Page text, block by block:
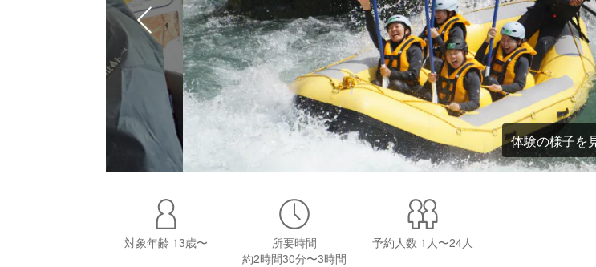
体験の様子を
対象年齢 13歳〜
所要時間
約2時間30分〜3時間
予約人数 1人〜24人